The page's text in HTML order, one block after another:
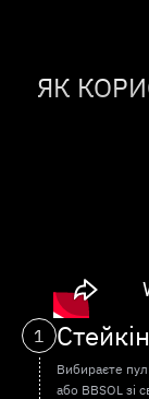
ЯК
1
Вибираєте пул
або BBSOL зі